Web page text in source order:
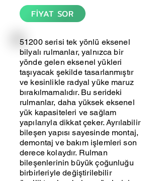
FİYAT SOR
51200 serisi tek yönlü eksenel
bilyalı rulmanlar, yalnızca bir
yönde gelen eksenel yükleri
taşıyacak şekilde tasarlanmıştır
ve kesinlikle radyal yüke maruz
bırakılmamalıdır. Bu serideki
rulmanlar, daha yüksek eksenel
yük kapasiteleri ve sağlam
yapılarıyla dikkat çeker. Ayrılabilir
bileşen yapısı sayesinde montaj,
demontaj ve bakım işlemleri son
derece kolaydır. Rulman
bileşenlerinin büyük çoğunluğu
birbirleriyle değiştirilebilir